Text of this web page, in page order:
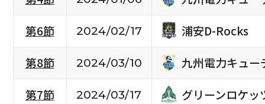
第6節
2024/02/17
浦安D-Rocks
第8節
2024/03/10
九州電力キュー
第7節
2024/03/17
グリーンロケッ